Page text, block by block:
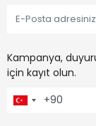
Kampanya,
için kayıt olun.